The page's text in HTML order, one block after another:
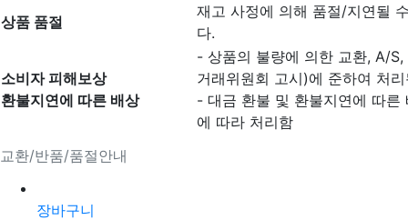
교환/반품/품절안내
상품 품절
재고 사정에 의해 품절/지연될
다.
소비자 피해보상
환불지연에 따른 배상
- 상품의 불량에 의한 교환, A/
거래위원회 고시)에 준하여 처
- 대금 환불 및 환불지연에 따른
에 따라 처리함
장바구니